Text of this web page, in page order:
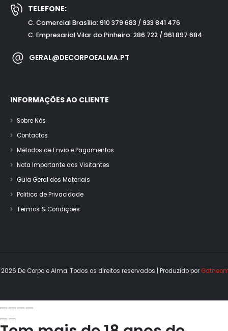
TELEFONE:
C. Comercial Brasília: 910 379 683 / 933 841 476
C. Empresarial Vilar do Pinheiro: 286 722 / 961 897 684
GERAL@DECORPOEALMA.PT
INFORMAÇÕES AO CLIENTE
Sobre Nós
Contactos
Métodos de Envio e Pagamentos
Nota Importante aos Visitantes
Guia Geral dos Materiais
Politica de Privacidade
Termos & Condições
De Corpo e Alma. Todos os direitos reservados | Produzido por